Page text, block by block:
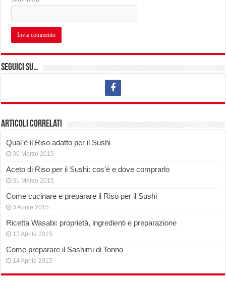
Seguici su…
Articoli correlati
Qual è il Riso adatto per il Sushi
30 Marzo 2015
Aceto di Riso per il Sushi: cos’è e dove comprarlo
31 Marzo 2015
Come cucinare e preparare il Riso per il Sushi
3 Aprile 2015
Ricetta Wasabi: proprietà, ingredienti e preparazione
13 Aprile 2015
Come preparare il Sashimi di Tonno
14 Aprile 2015